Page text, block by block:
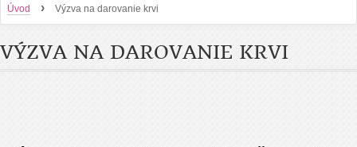
Úvod › Výzva na darovanie krvi
VÝZVA NA DAROVANIE KRVI